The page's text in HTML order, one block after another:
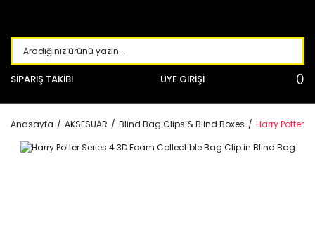
SİPARİŞ TAKİBİ ÜYE GİRİŞİ
Anasayfa AKSESUAR Blind Bag Clips & Blind Boxes Harry Potter